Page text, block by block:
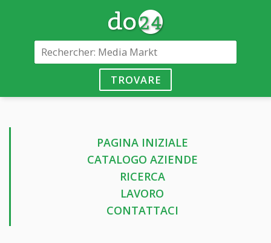
TROVARE
PAGINA INIZIALE
CATALOGO AZIENDE
RICERCA
LAVORO
CONTATTACI